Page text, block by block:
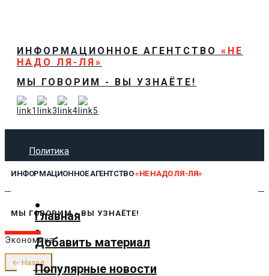
ИНФОРМАЦИОННОЕ АГЕНТСТВО «НЕ
НАДО ЛЯ-ЛЯ»
МЫ ГОВОРИМ - ВЫ УЗНАЁТЕ!
Политика
Технологии
Предложить новость
О нас
ИНФОРМАЦИОННОЕ АГЕНТСТВО«НЕ НАДО ЛЯ-ЛЯ»
Главная
Добавить материал
Популярные новости
МЫ ГОВОРИМ - ВЫ УЗНАЁТЕ!
Экономика
← Назад